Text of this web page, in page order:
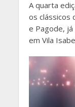
A quarta
os clássicos
e Pagode,
em Vila